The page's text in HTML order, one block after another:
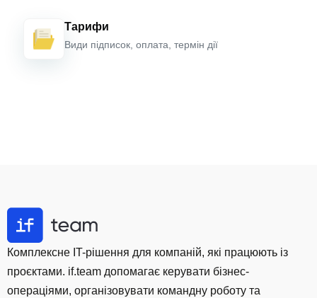
Тарифи
Види підписок, оплата, термін дії
Комплексне IT-рішення для компаній, які працюють із
проєктами. if.team допомагає керувати бізнес-
операціями, організовувати командну роботу та